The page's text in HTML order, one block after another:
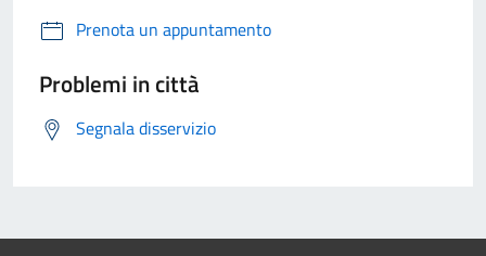
Prenota un appuntamento
Problemi in città
Segnala disservizio